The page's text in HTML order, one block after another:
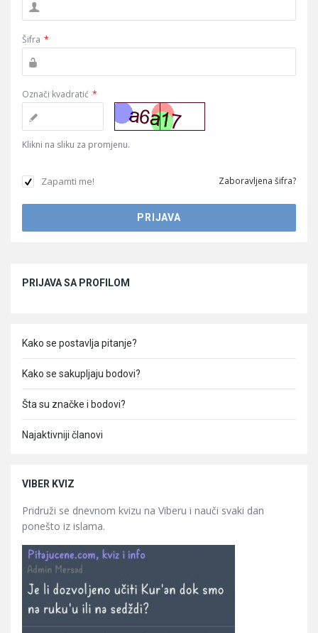
Šifra *
Označi kvadratić *
Klikni na sliku za promjenu.
Zapamti me! Zaboravljena šifra?
PRIJAVA SA PROFILOM
Kako se postavlja pitanje?
Kako se sakupljaju bodovi?
Šta su značke i bodovi?
Najaktivniji članovi
VIBER KVIZ
Pridruži se dnevnom kvizu na Viberu i nauči svaki dan
ponešto iz islama.